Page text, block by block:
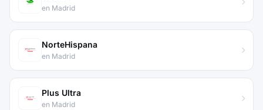
en Madrid
NorteHispana
en Madrid
Plus Ultra
en Madrid